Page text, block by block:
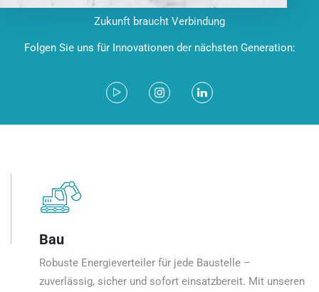
Zukunft braucht Verbindung
Folgen Sie uns für Innovationen der nächsten Generation:
Bau
Robuste Energieverteiler für jede Baustelle –
zuverlässig, sicher und sofort einsatzbereit. Mit unseren